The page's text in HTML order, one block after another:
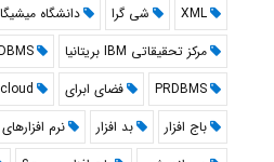
XML
شی گرا
دانشگاه
مرکز تحقیقاتی IBM بریتانیا
PRDBMS
فضای ابرای cloud
باج افزار
بد افزار نرم